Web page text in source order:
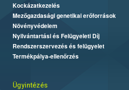
Kockázatkezelés
Mezőgazdasági genetikai erőforrások
Növényvédelem
Nyilvántartási és Felügyeleti Díj
Rendszerszervezés és felügyelet
Termékpálya-ellenőrzés
Ügyintézés